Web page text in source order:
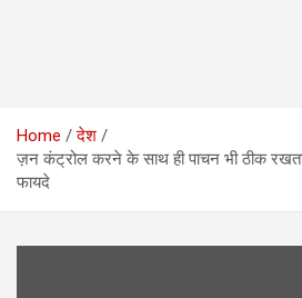
Home
देश
ज़न कंट्रोल करने के साथ ही पाचन भी ठीक रखता
फायदे